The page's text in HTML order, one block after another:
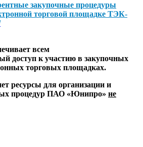
закупочные процедуры
торговой площадке ТЭК-
всем
доступ к участию в закупочных
торговых площадках.
ресурсы для организации и
процедур ПАО «Юнипро» не